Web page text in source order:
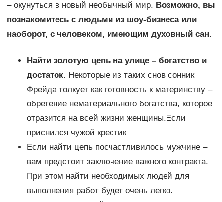
– окунуться в новый необычный мир. Возможно, вы
познакомитесь с людьми из шоу-бизнеса или
наоборот, с человеком, имеющим духовный сан.
Найти золотую цепь на улице – богатство и
достаток. Некоторые из таких снов сонник
Фрейда толкует как готовность к материнству –
обретение нематериального богатства, которое
отразится на всей жизни женщины.Если
приснился чужой крестик
Если найти цепь посчастливилось мужчине –
вам предстоит заключение важного контракта.
При этом найти необходимых людей для
выполнения работ будет очень легко.